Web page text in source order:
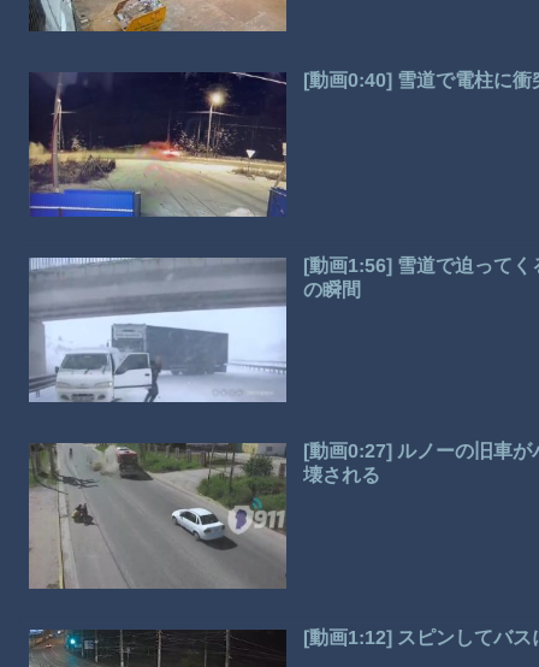
[動画0:40] 雪道で電柱に
[動画1:56] 雪道で迫って
の瞬間
[動画0:27] ルノーの旧車
壊される
[動画1:12] スピンしてバ